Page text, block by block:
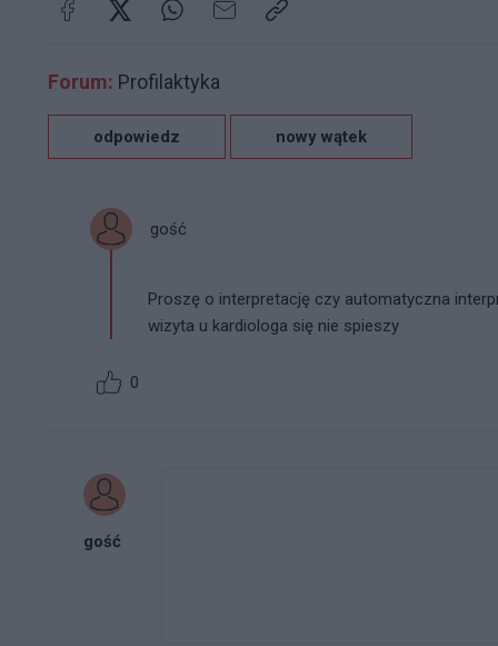
Forum: Profilaktyka
odpowiedz nowy wątek
gość
Proszę o interpretację czy automatyczna
wizyta u kardiologa się nie spieszy
0
gość